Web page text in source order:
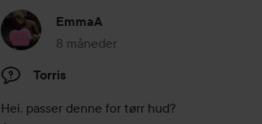
EmmaA
8 måneder
Innlegget ble opprettet 8 måneder
Torris
Hei, passer denne for tørr hud?